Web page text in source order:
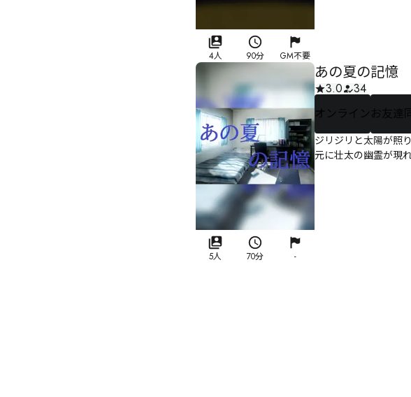
4人 90分 GM不要
5人 70分 -
あの夏の記憶
3.0
34
オンライン お友達
ジリジリと太陽が照
元に壮太の幽霊が現